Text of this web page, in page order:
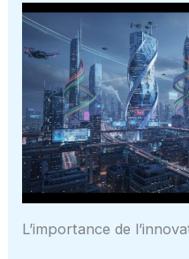
L’importance de